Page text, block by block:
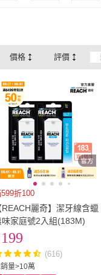
價格 評價
折100
REACH麗奇】潔牙線含蠟
味家庭號2入組(183M)
量>10萬
199
(616)